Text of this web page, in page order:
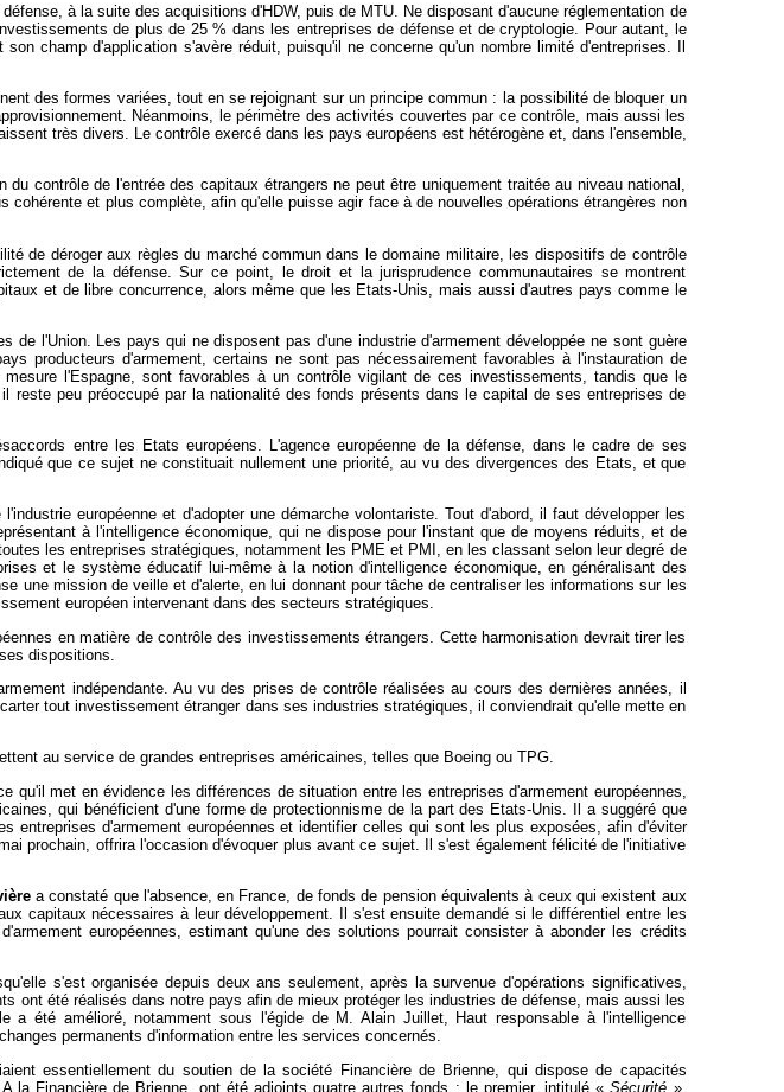
à la suite des acquisitions d'HDW, puis de MTU. Ne disposant d'aucune réglementation de
de plus de 25 % dans les entreprises de défense et de cryptologie. Pour autant, le
champ d'application s'avère réduit, puisqu'il ne concerne qu'un nombre limité d'entreprises. Il
des formes variées, tout en se rejoignant sur un principe commun : la possibilité de bloquer un
Néanmoins, le périmètre des activités couvertes par ce contrôle, mais aussi les
très divers. Le contrôle exercé dans les pays européens est hétérogène et, dans l'ensemble,
contrôle de l'entrée des capitaux étrangers ne peut être uniquement traitée au niveau national,
et plus complète, afin qu'elle puisse agir face à de nouvelles opérations étrangères non
de déroger aux règles du marché commun dans le domaine militaire, les dispositifs de contrôle
de la défense. Sur ce point, le droit et la jurisprudence communautaires se montrent
et de libre concurrence, alors même que les Etats-Unis, mais aussi d'autres pays comme le
l'Union. Les pays qui ne disposent pas d'une industrie d'armement développée ne sont guère
producteurs d'armement, certains ne sont pas nécessairement favorables à l'instauration de
l'Espagne, sont favorables à un contrôle vigilant de ces investissements, tandis que le
reste peu préoccupé par la nationalité des fonds présents dans le capital de ses entreprises de
entre les Etats européens. L'agence européenne de la défense, dans le cadre de ses
que ce sujet ne constituait nullement une priorité, au vu des divergences des Etats, et que
européenne et d'adopter une démarche volontariste. Tout d'abord, il faut développer les
à l'intelligence économique, qui ne dispose pour l'instant que de moyens réduits, et de
les entreprises stratégiques, notamment les PME et PMI, en les classant selon leur degré de
et le système éducatif lui-même à la notion d'intelligence économique, en généralisant des
une mission de veille et d'alerte, en lui donnant pour tâche de centraliser les informations sur les
européen intervenant dans des secteurs stratégiques.
en matière de contrôle des investissements étrangers. Cette harmonisation devrait tirer les
dispositions.
indépendante. Au vu des prises de contrôle réalisées au cours des dernières années, il
tout investissement étranger dans ses industries stratégiques, il conviendrait qu'elle mette en
au service de grandes entreprises américaines, telles que Boeing ou TPG.
qu'il met en évidence les différences de situation entre les entreprises d'armement européennes,
qui bénéficient d'une forme de protectionnisme de la part des Etats-Unis. Il a suggéré que
entreprises d'armement européennes et identifier celles qui sont les plus exposées, afin d'éviter
prochain, offrira l'occasion d'évoquer plus avant ce sujet. Il s'est également félicité de l'initiative
a constaté que l'absence, en France, de fonds de pension équivalents à ceux qui existent aux
capitaux nécessaires à leur développement. Il s'est ensuite demandé si le différentiel entre les
européennes, estimant qu'une des solutions pourrait consister à abonder les crédits
s'est organisée depuis deux ans seulement, après la survenue d'opérations significatives,
ont été réalisés dans notre pays afin de mieux protéger les industries de défense, mais aussi les
été amélioré, notamment sous l'égide de M. Alain Juillet, Haut responsable à l'intelligence
permanents d'information entre les services concernés.
essentiellement du soutien de la société Financière de Brienne, qui dispose de capacités
la Financière de Brienne, ont été adjoints quatre autres fonds ; le premier, intitulé «Sécurité »,